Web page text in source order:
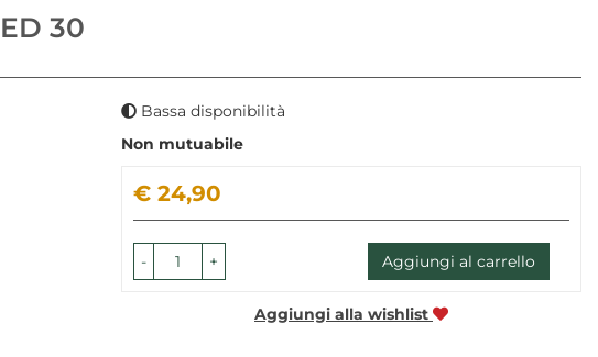
30
Bassa disponibilità
Non mutuabile
Prezzo
€ 24,90
- + Aggiungi al carrello
Aggiungi alla wishlist